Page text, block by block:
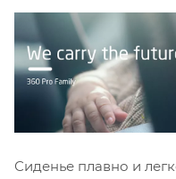
Сиденье плавно и